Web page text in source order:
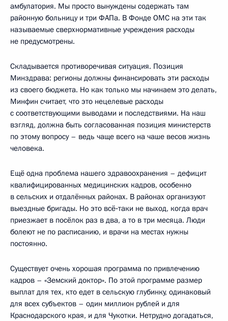
амбулатория. Мы просто вынуждены содержать там
районную больницу и три ФАПа. В Фонде ОМС на эти так
называемые сверхнормативные учреждения расходы
не предусмотрены.
Складывается противоречивая ситуация. Позиция
Минздрава: регионы должны финансировать эти расходы
из своего бюджета. Но как только мы начинаем это делать,
Минфин считает, что это нецелевые расходы
с соответствующими выводами и последствиями. На наш
взгляд, должна быть согласованная позиция министерств
по этому вопросу – ведь чаще всего на чаше весов жизнь
человека.
Ещё одна проблема нашего здравоохранения – дефицит
квалифицированных медицинских кадров, особенно
в сельских и отдалённых районах. В районах организуют
выездные бригады. Но это всё‑таки не выход, когда врач
приезжает в посёлок раз в два, а то в три месяца. Люди
болеют не по расписанию, и врачи на местах нужны
постоянно.
Существует очень хорошая программа по привлечению
кадров – «Земский доктор». По этой программе размер
выплат для тех, кто едет в сельскую глубинку, одинаковый
для всех субъектов – один миллион рублей и для
Краснодарского края, и для Чукотки. Нетрудно догадаться,